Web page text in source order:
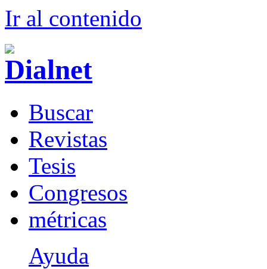
Ir al contenido
Buscar
Revistas
Tesis
Congresos
métricas
Ayuda